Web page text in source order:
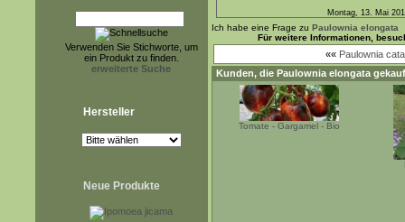
Verwenden Sie Stichworte, um
ein Produkt zu finden.
erweiterte Suche
Hersteller
Neue Produkte
Montag, 13. Mai
Ich habe eine Frage zu Paulownia elongata
Für weitere Informationen,
«« Paulownia
Kunden, die Paulownia elongata
Tomate - Gargamel - Bio